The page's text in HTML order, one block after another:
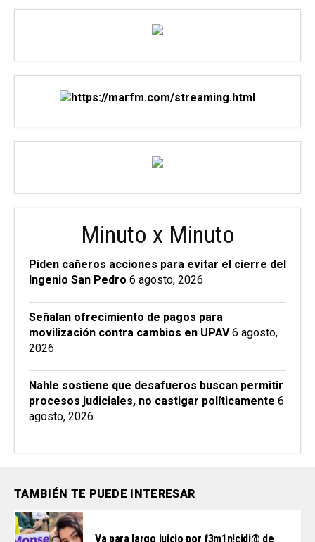
Minuto x Minuto
Piden cañeros acciones para evitar el cierre del
Ingenio San Pedro 6 agosto, 2026
Señalan ofrecimiento de pagos para
movilización contra cambios en UPAV 6 agosto,
2026
Nahle sostiene que desafueros buscan permitir
procesos judiciales, no castigar políticamente 6
agosto, 2026
TAMBIÉN TE PUEDE INTERESAR
Va para largo juicio por f3m1n!cidi@ de